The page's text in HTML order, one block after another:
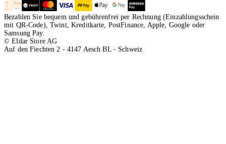
Bezahlen Sie bequem und gebührenfrei per Rechnung (Einzahlungsschein
mit QR-Code), Twint, Kreditkarte, PostFinance, Apple, Google oder
Samsung Pay.
© Eldar Store AG
Auf den Fiechten 2 - 4147 Aesch BL - Schweiz